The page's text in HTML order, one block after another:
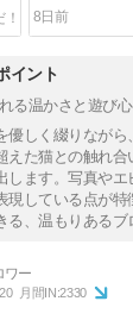
8日前
イント
る温かさと遊び心
優しく綴りなが
えた猫との触れ
します。写真や
現している点が
、温もりあるブ
月間IN:2330